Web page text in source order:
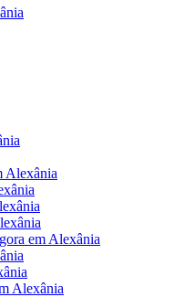
Alexânia
em Alexânia
Alexânia